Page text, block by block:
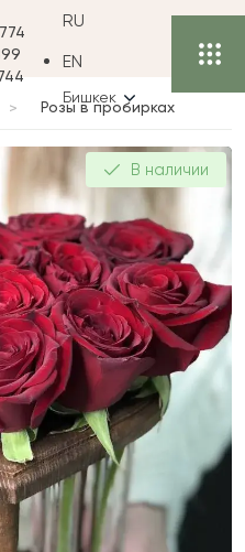
RU
EN
Бишкек
Розы в пробирках
В наличии